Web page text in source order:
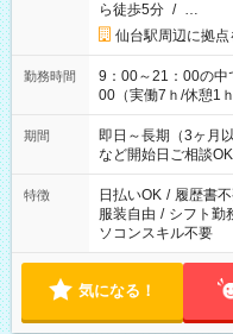
ら徒歩5分 / …
仙台駅周辺に拠点
勤務時間
9：00～21：00の中で実働7ｈ～ ＜
00（実働7ｈ/休憩1
10：00-18：00（実
休憩1ｈ） 11：00-
期間
即日～長期（3ヶ月
など開始日ご相談OK
特徴 日払いOK / 履歴書
服装自由 / シフト勤
ソコンスキル不要
気になる！